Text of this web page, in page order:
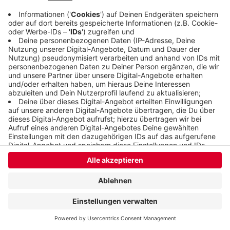
Anzeige
Anzeige
Anzeige